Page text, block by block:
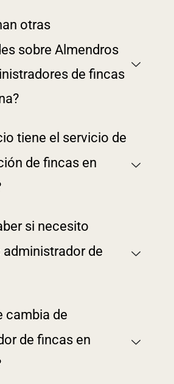
otras
sobre Almendros
de fincas
tiene el servicio de
de fincas en
si necesito
administrador de
cambia de
de fincas en